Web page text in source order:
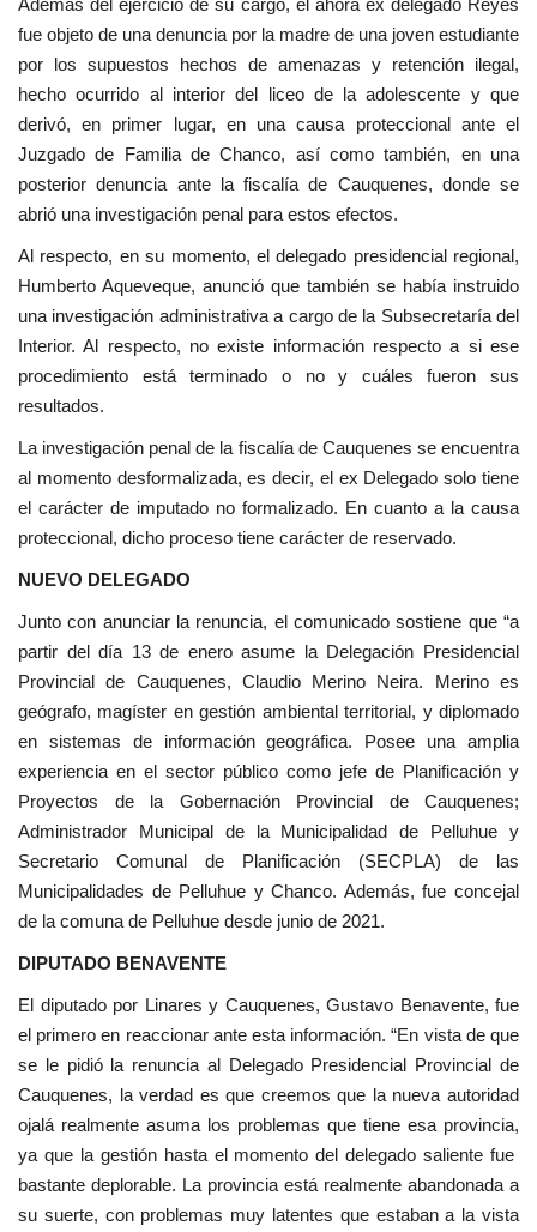
fue objeto de una denuncia por la madre de una joven estudiante
por los supuestos hechos de amenazas y retención ilegal,
hecho ocurrido al interior del liceo de la adolescente y que
derivó, en primer lugar, en una causa proteccional ante el
Juzgado de Familia de Chanco, así como también, en una
posterior denuncia ante la fiscalía de Cauquenes, donde se
abrió una investigación penal para estos efectos.
Al respecto, en su momento, el delegado presidencial regional,
Humberto Aqueveque, anunció que también se había instruido
una investigación administrativa a cargo de la Subsecretaría del
Interior. Al respecto, no existe información respecto a si ese
procedimiento está terminado o no y cuáles fueron sus
resultados.
La investigación penal de la fiscalía de Cauquenes se encuentra
al momento desformalizada, es decir, el ex Delegado solo tiene
el carácter de imputado no formalizado. En cuanto a la causa
proteccional, dicho proceso tiene carácter de reservado.
NUEVO DELEGADO
Junto con anunciar la renuncia, el comunicado sostiene que “a
partir del día 13 de enero asume la Delegación Presidencial
Provincial de Cauquenes, Claudio Merino Neira. Merino es
geógrafo, magíster en gestión ambiental territorial, y diplomado
en sistemas de información geográfica. Posee una amplia
experiencia en el sector público como jefe de Planificación y
Proyectos de la Gobernación Provincial de Cauquenes;
Administrador Municipal de la Municipalidad de Pelluhue y
Secretario Comunal de Planificación (SECPLA) de las
Municipalidades de Pelluhue y Chanco. Además, fue concejal
de la comuna de Pelluhue desde junio de 2021.
DIPUTADO BENAVENTE
El diputado por Linares y Cauquenes, Gustavo Benavente, fue
el primero en reaccionar ante esta información. “En vista de que
se le pidió la renuncia al Delegado Presidencial Provincial de
Cauquenes, la verdad es que creemos que la nueva autoridad
ojalá realmente asuma los problemas que tiene esa provincia,
ya que la gestión hasta el momento del delegado saliente fue
bastante deplorable. La provincia está realmente abandonada a
su suerte, con problemas muy latentes que estaban a la vista